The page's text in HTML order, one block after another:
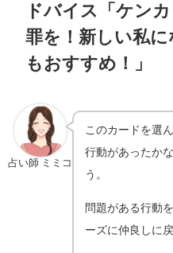
ドバイス「ケン
罪を！新しい私
もおすすめ！」
占い師 ミミコ
このカードを選
行動があったか
う。
問題がある行動
ーズに仲良しに